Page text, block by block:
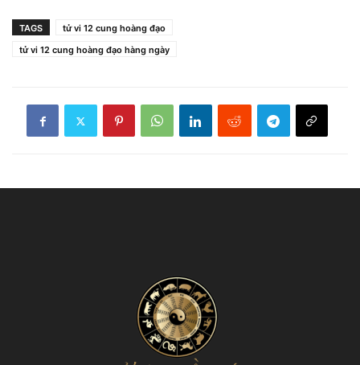
TAGS
tử vi 12 cung hoàng đạo
tử vi 12 cung hoàng đạo hàng ngày